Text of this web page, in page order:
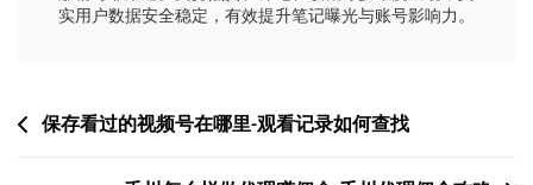
实用户数据安全稳定，有效提升笔记曝光与账号影响力。
文保存看过的视频号在哪里-观看记录如何查找